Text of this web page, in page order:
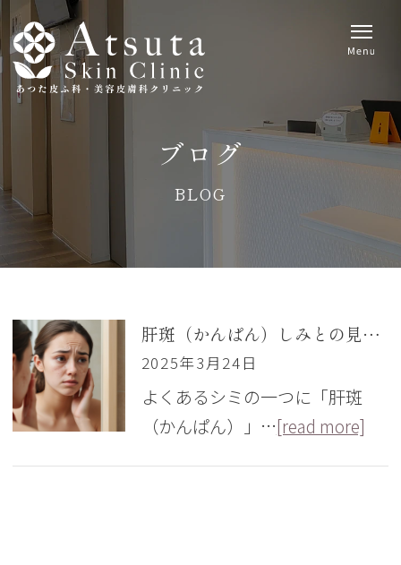
ブログ
BLOG
肝斑（かんぱん）しみとの見分け方・ホームケアや治療まで
2025年3月24日
よくあるシミの一つに「肝斑
（かんぱん）」…[read more]